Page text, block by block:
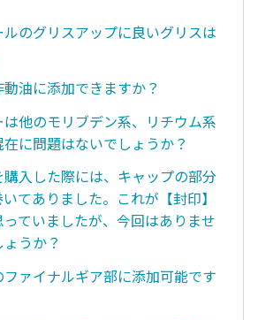
のグリスアップに良いグリスは
油に添加できますか？
他のモリブデン系、リチウム系
に問題はないでしょうか？
入した際には、キャップの部分
てありました。これが【封印】
ていましたが、今回はありませ
うか？
ァイナルギア部に添加可能です